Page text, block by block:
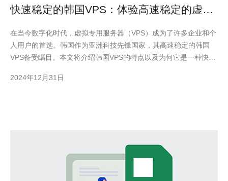
快速稳定的韩国VPS：体验高速稳定的虚拟
在当今数字化时代，虚拟专用服务器（VPS）成为了许多企业和个
人用户的首选。韩国作为亚洲科技先锋国家，其高速稳定的韩国
VPS备受瞩目。本文将介绍韩国VPS的特点以及为何它是一种快速
务器分割成多个独立的虚拟服务器。韩国VPS是指位于韩国地理位
2024年12月31日